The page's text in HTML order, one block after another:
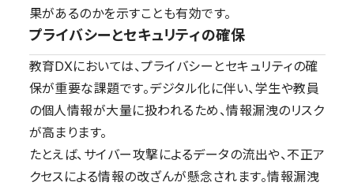
果があるのかを示すことも有効です。
プライバシーとセキュリティの確保
教育DXにおいては、プライバシーとセキュリティの確
保が重要な課題です。デジタル化に伴い、学生や教員
の個人情報が大量に扱われるため、情報漏洩のリスク
が高まります。
たとえば、サイバー攻撃によるデータの流出や、不正ア
クセスによる情報の改ざんが懸念されます。情報漏洩